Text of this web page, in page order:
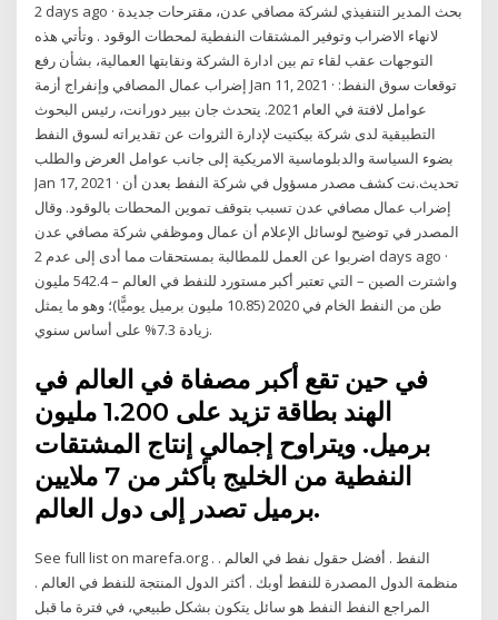
2 days ago · بحث المدير التنفيذي لشركة مصافي عدن، مقترحات جديدة
لانهاء الاضراب وتوفير المشتقات النفطية لمحطات الوقود . وتأتي هذه
التوجهات عقب لقاء تم بين ادارة الشركة ونقابتها العمالية، بشأن رفع
إضراب عمال المصافي وإنفراج أزمة Jan 11, 2021 · توقعات سوق النفط:
عوامل لافتة في العام 2021. يتحدث جان بيير دورانت، رئيس البحوث
التطبيقية لدى شركة بيكتيت لإدارة الثروات عن تقديراته لسوق النفط
بضوء السياسة والدبلوماسية الامريكية إلى جانب عوامل العرض والطلب
Jan 17, 2021 · تحديث.نت كشف مصدر مسؤول في شركة النفط بعدن أن
إضراب عمال مصافي عدن تسبب بتوقف تموين المحطات بالوقود. وقال
المصدر في توضيح لوسائل الإعلام أن عمال وموظفي شركة مصافي عدن
اضربوا عن العمل للمطالبة بمستحقات مما أدى إلى عدم 2 days ago ·
واشترت الصين – التي تعتبر أكبر مستورد للنفط في العالم – 542.4 مليون
طن من النفط الخام في 2020 (10.85 مليون برميل يوميًّا)؛ وهو ما يمثل
زيادة 7.3% على أساس سنوي.
في حين تقع أكبر مصفاة في العالم في
الهند بطاقة تزيد على 1.200 مليون
برميل. ويتراوح إجمالي إنتاج المشتقات
النفطية من الخليج بأكثر من 7 ملايين
برميل تصدر إلى دول العالم.
See full list on marefa.org . النفط . أفضل حقول نفط في العالم .
منظمة الدول المصدرة للنفط أوبك . أكثر الدول المنتجة للنفط في العالم .
المراجع النفط النفط هو سائل يتكون بشكل طبيعي، في فترة ما قبل